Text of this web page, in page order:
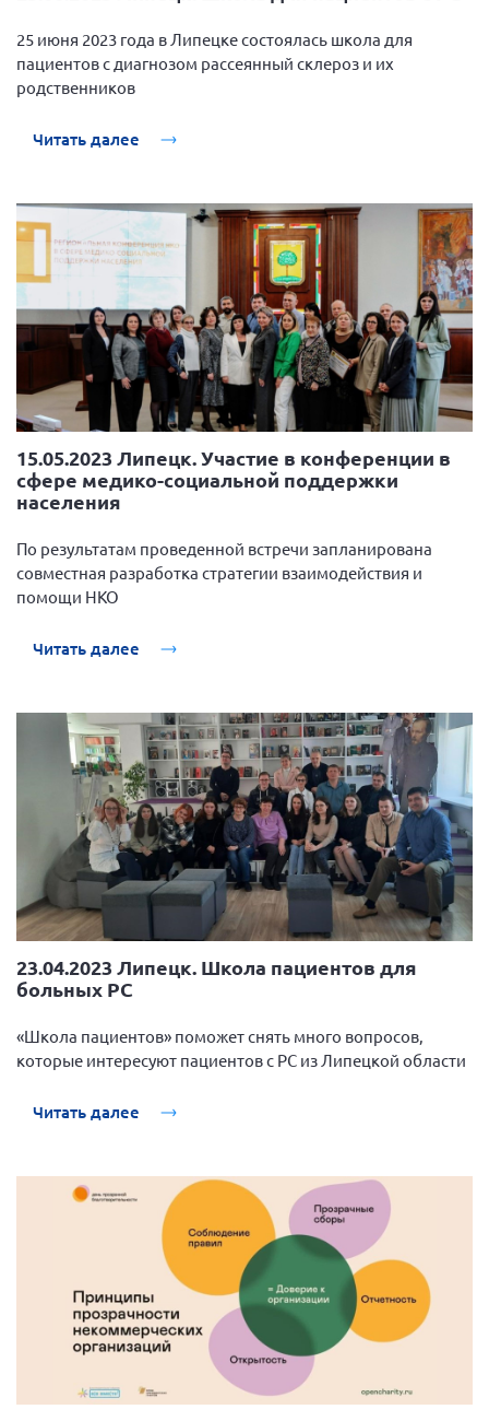
25 июня 2023 года в Липецке состоялась школа для
пациентов с диагнозом рассеянный склероз и их
родственников
Читать далее
15.05.2023 Липецк. Участие в конференции в
сфере медико-социальной поддержки
населения
По результатам проведенной встречи запланирована
совместная разработка стратегии взаимодействия и
помощи НКО
Читать далее
23.04.2023 Липецк. Школа пациентов для
больных РС
«Школа пациентов» поможет снять много вопросов,
которые интересуют пациентов с РС из Липецкой области
Читать далее